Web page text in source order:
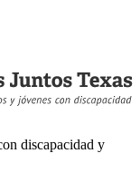
discapacidad y